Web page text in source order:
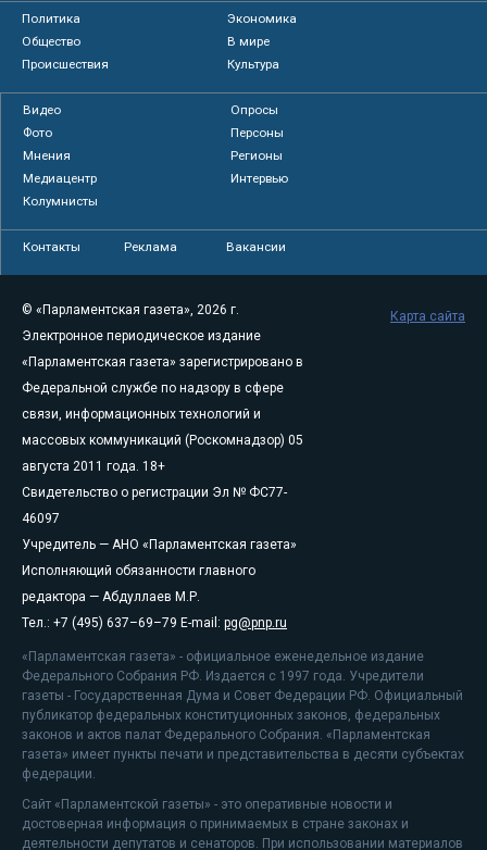
Политика
Экономика
Общество
В мире
Происшествия
Культура
Видео
Опросы
Фото
Персоны
Мнения
Регионы
Медиацентр
Интервью
Колумнисты
Контакты Реклама Вакансии
© «Парламентская газета», 2026 г.
Электронное периодическое издание
«Парламентская газета» зарегистрировано в
Федеральной службе по надзору в сфере
связи, информационных технологий и
массовых коммуникаций (Роскомнадзор) 05
августа 2011 года. 18+
Свидетельство о регистрации Эл № ФС77-
46097
Учредитель — АНО «Парламентская газета»
Исполняющий обязанности главного
редактора — Абдуллаев М.Р.
Тел.: +7 (495) 637–69–79 E-mail: pg@pnp.ru
«Парламентская газета» - официальное еженедельное издание
Федерального Собрания РФ. Издается с 1997 года. Учредители
газеты - Государственная Дума и Совет Федерации РФ. Официальный
публикатор федеральных конституционных законов, федеральных
законов и актов палат Федерального Собрания. «Парламентская
газета» имеет пункты печати и представительства в десяти субъектах
федерации.
Сайт «Парламентской газеты» - это оперативные новости и
достоверная информация о принимаемых в стране законах и
деятельности депутатов и сенаторов. При использовании материалов
Карта сайта